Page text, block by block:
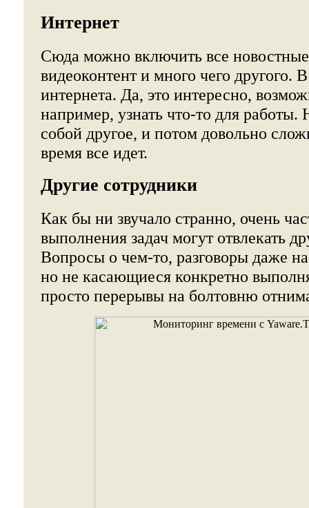
Интернет
Сюда можно включить все
видеоконтент и много чего другого.
интернета. Да, это интересно,
например, узнать что-то для работы.
собой другое, и потом довольно
время все идет.
Другие сотрудники
Как бы ни звучало странно, очень
выполнения задач могут отвлекать
Вопросы о чем-то, разговоры даже
но не касающиеся конкретно
просто перерывы на болтовню